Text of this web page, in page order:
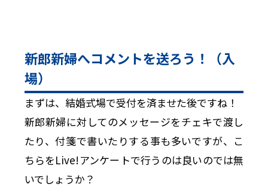
新郎新婦へコメントを送ろう！（入
場）
まずは、結婚式場で受付を済ませた後ですね！
新郎新婦に対してのメッセージをチェキで渡し
たり、付箋で書いたりする事も多いですが、こ
ちらをLive!アンケートで行うのは良いのでは無
いでしょうか？